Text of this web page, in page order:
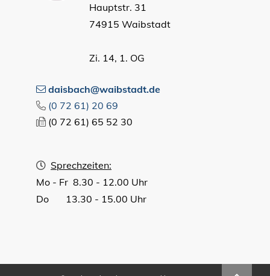
Hauptstr. 31
74915 Waibstadt
Zi. 14, 1. OG
daisbach@waibstadt.de
(0 72 61) 20 69
(0 72 61) 65 52 30
Sprechzeiten:
Mo - Fr 8.30 - 12.00 Uhr
Do 13.30 - 15.00 Uhr